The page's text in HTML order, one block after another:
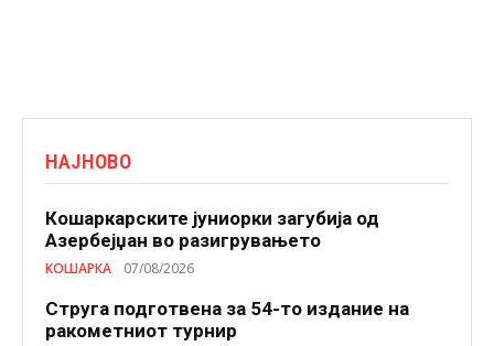
НАЈНОВО
Кошаркарските јуниорки загубија од
Азербејџан во разигрувањето
КОШАРКА 07/08/2026
Струга подготвена за 54-то издание на
ракометниот турнир